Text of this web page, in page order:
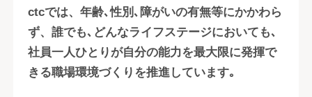
ctcでは、年齢､性別､障がいの有無等にかかわら
ず、誰でも､どんなライフステージにおいても､
社員一人ひとりが自分の能力を最大限に発揮で
きる職場環境づくりを推進しています｡